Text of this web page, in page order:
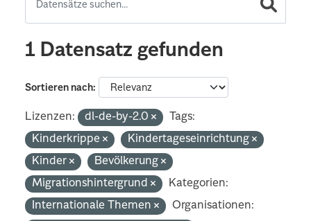
1 Datensatz gefunden
Sortieren nach
Lizenzen: dl-de-by-2.0
Tags:
Kinderkrippe
Kindertageseinrichtung
Kinder
Bevölkerung
Migrationshintergrund
Kategorien:
Internationale Themen
Organisationen: